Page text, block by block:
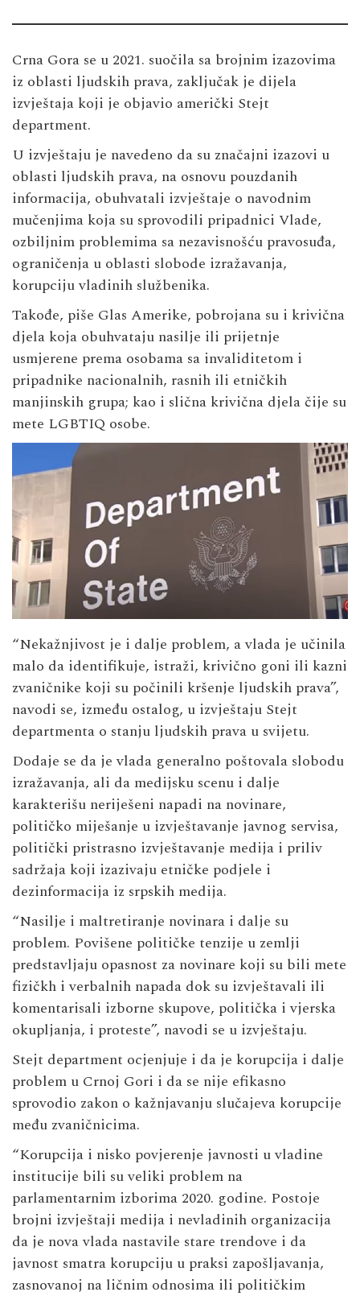
Crna Gora se u 2021. suočila sa brojnim izazovima
iz oblasti ljudskih prava, zaključak je dijela
izvještaja koji je objavio američki Stejt
department.
U izvještaju je navedeno da su značajni izazovi u
oblasti ljudskih prava, na osnovu pouzdanih
informacija, obuhvatali izvještaje o navodnim
mučenjima koja su sprovodili pripadnici Vlade,
ozbiljnim problemima sa nezavisnošću pravosuđa,
ograničenja u oblasti slobode izražavanja,
korupciju vladinih službenika.
Takođe, piše Glas Amerike, pobrojana su i krivična
djela koja obuhvataju nasilje ili prijetnje
usmjerene prema osobama sa invaliditetom i
pripadnike nacionalnih, rasnih ili etničkih
manjinskih grupa; kao i slična krivična djela čije su
mete LGBTIQ osobe.
“Nekažnjivost je i dalje problem, a vlada je učinila
malo da identifikuje, istraži, krivično goni ili kazni
zvaničnike koji su počinili kršenje ljudskih prava”,
navodi se, između ostalog, u izvještaju Stejt
departmenta o stanju ljudskih prava u svijetu.
Dodaje se da je vlada generalno poštovala slobodu
izražavanja, ali da medijsku scenu i dalje
karakterišu neriješeni napadi na novinare,
političko miješanje u izvještavanje javnog servisa,
politički pristrasno izvještavanje medija i priliv
sadržaja koji izazivaju etničke podjele i
dezinformacija iz srpskih medija.
“Nasilje i maltretiranje novinara i dalje su
problem. Povišene političke tenzije u zemlji
predstavljaju opasnost za novinare koji su bili mete
fizičkh i verbalnih napada dok su izvještavali ili
komentarisali izborne skupove, politička i vjerska
okupljanja, i proteste”, navodi se u izvještaju.
Stejt department ocjenjuje i da je korupcija i dalje
problem u Crnoj Gori i da se nije efikasno
sprovodio zakon o kažnjavanju slučajeva korupcije
među zvaničnicima.
“Korupcija i nisko povjerenje javnosti u vladine
institucije bili su veliki problem na
parlamentarnim izborima 2020. godine. Postoje
brojni izvještaji medija i nevladinih organizacija
da je nova vlada nastavile stare trendove i da
javnost smatra korupciju u praksi zapošljavanja,
zasnovanoj na ličnim odnosima ili političkim